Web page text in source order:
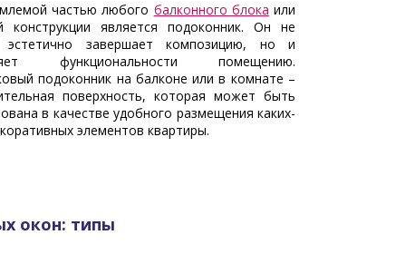
частью любого балконного блока или
конструкции является подоконник. Он не
эстетично завершает композицию, но и
функциональности помещению.
подоконник на балконе или в комнате –
поверхность, которая может быть
в качестве удобного размещения каких-
элементов квартиры.
окон: типы